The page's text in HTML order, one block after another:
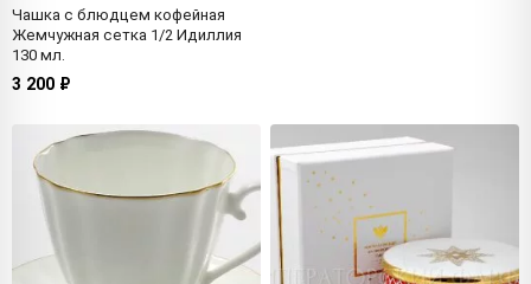
Чашка с блюдцем кофейная
Жемчужная сетка 1/2 Идиллия
130 мл.
3 200 ₽